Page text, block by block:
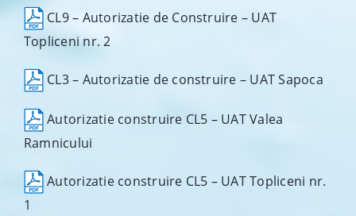
CL9 – Autorizatie de Construire – UAT
Topliceni nr. 2
CL3 – Autorizatie de construire – UAT Sapoca
Autorizatie construire CL5 – UAT Valea
Ramnicului
Autorizatie construire CL5 – UAT Topliceni nr.
1